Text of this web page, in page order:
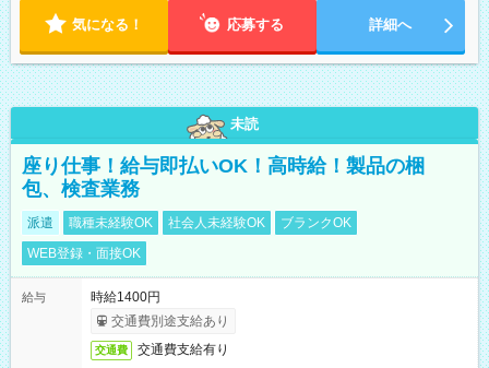
気になる！ 応募する 詳細へ
未読
座り仕事！給与即払いOK！高時給！製品の梱
包、検査業務
派遣 職種未経験OK 社会人未経験OK
ブランクOK
WEB登録・面接OK
給与
時給1400円
交通費別途支給あり
交通費 交通費支給有り